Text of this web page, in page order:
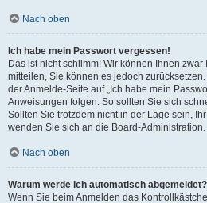
Nach oben
Ich habe mein Passwort vergessen!
Das ist nicht schlimm! Wir können Ihnen
mitteilen, Sie können es jedoch
der Anmelde-Seite auf „Ich habe mein
Anweisungen folgen. So sollten Sie sich
Sollten Sie trotzdem nicht in der Lage sein,
wenden Sie sich an die Board-Administration.
Nach oben
Warum werde ich automatisch abgemeldet?
Wenn Sie beim Anmelden das